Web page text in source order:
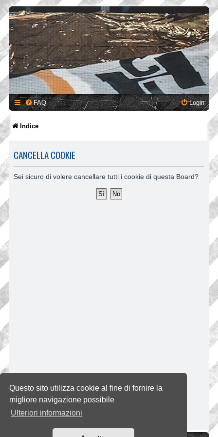
Questo sito utilizza cookie al fine di fornire la
migliore navigazione possibile
Ulteriori informazioni
FAQ Login
Indice
CANCELLA COOKIE
Sei sicuro di volere cancellare tutti i cookie di questa Board?